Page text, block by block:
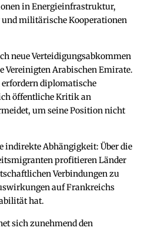
in Energieinfrastruktur,
militärische Kooperationen
neue Verteidigungsabkommen
Vereinigten Arabischen Emirate.
diplomatische
öffentliche Kritik an
um seine Position nicht
indirekte Abhängigkeit: Über die
profitieren Länder
Verbindungen zu
auf Frankreichs
hat.
sich zunehmend den